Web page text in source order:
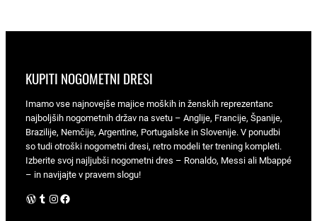
KUPITI NOGOMETNI DRESI
Imamo vse najnovejše majice moških in ženskih reprezentanc
najboljših nogometnih držav na svetu – Anglije, Francije, Španije,
Brazilije, Nemčije, Argentine, Portugalske in Slovenije. V ponudbi
so tudi otroški nogometni dresi, retro modeli ter trening kompleti.
Izberite svoj najljubši nogometni dres – Ronaldo, Messi ali Mbappé
– in navijajte v pravem slogu!
WordPress Instagram Facebook